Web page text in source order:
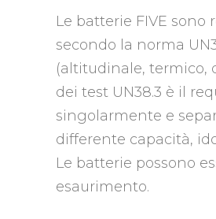
Le batterie FIVE sono
secondo la norma
(altitudinale, termico,
dei test UN38.3 è il
singolarmente e
differente capacità,
Le batterie possono
esaurimento.